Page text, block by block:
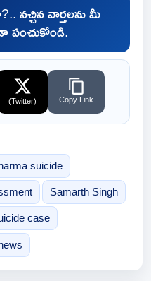
నచ్చిన వార్తలను మీ
పంచుకోండి.
(Twitter) Copy Link
suicide
Samarth Singh
case